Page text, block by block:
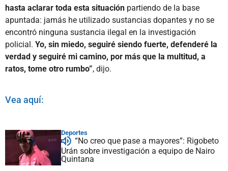
hasta aclarar toda esta situación partiendo de la base
apuntada: jamás he utilizado sustancias dopantes y no se
encontró ninguna sustancia ilegal en la investigación
policial. Yo, sin miedo, seguiré siendo fuerte, defenderé la
verdad y seguiré mi camino, por más que la multitud, a
ratos, tome otro rumbo”, dijo.
Vea aquí:
Deportes
“No creo que pase a mayores”: Rigobeto
Urán sobre investigación a equipo de Nairo
Quintana